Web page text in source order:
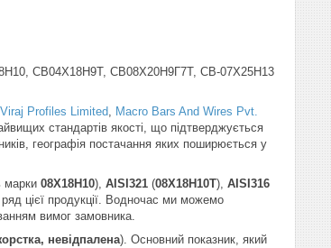
СВ04Х18Н9Т, СВ08Х20Н9Г7Т, СВ-07Х25Н13
Viraj Profiles Limited, Macro Bars And Wires Pvt.
стандартів якості, що підтверджується
географія постачання яких поширюється у
марки 08Х18Н10), AISI321 (08Х18Н10Т), AISI316
цієї продукції. Водночас ми можемо
вимог замовника.
невідпалена). Основний показник, який